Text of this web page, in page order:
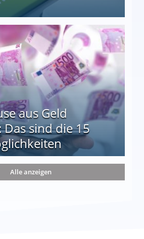
aus Geld
sind die 15
Alle anzeigen